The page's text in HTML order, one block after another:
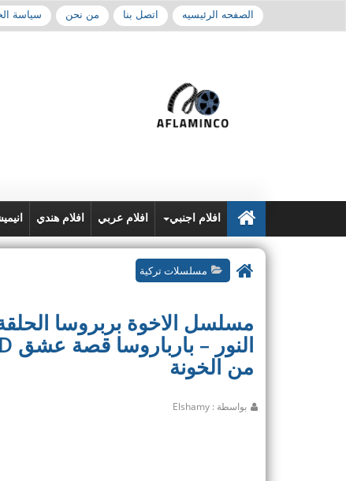
الصفحه الرئيسيه اتصل بنا من نحن سياسة
افلام اجنبي افلام عربي افلام هندي
مسلسلات تركية
مسلسل الاخوة بربروسا
من الخونة
بواسطة : Elshamy